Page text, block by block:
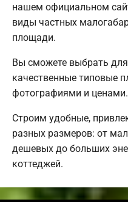
нашем официальном
виды частных
площади.
Вы сможете выбрать
качественные типовые
фотографиями и ценами.
Строим удобные,
разных размеров: от
дешевых до больших
коттеджей.